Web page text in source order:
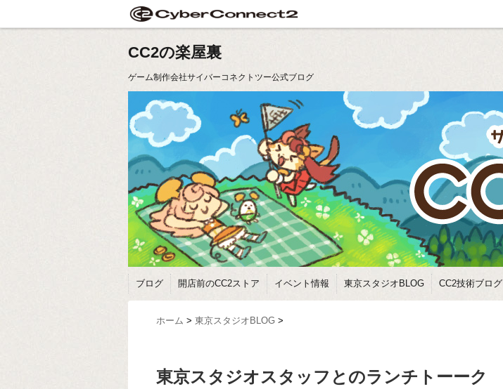
CC2の楽屋裏
ゲーム制作会社サイバーコネクトツー公式ブログ
ブログ 開店前のCC2ストア イベント情報 東京スタジオBLOG CC2技術ブログ
ホーム > 東京スタジオBLOG >
東京スタジオスタッフとのランチトーーク